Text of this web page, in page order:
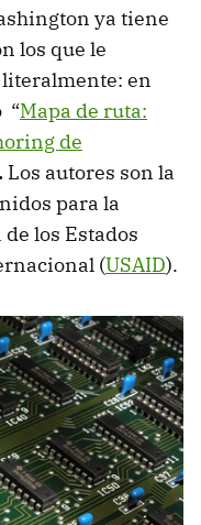
ya tiene
los que le
en
“Mapa de ruta:
de
. Los autores son la
para la
los Estados
(USAID).